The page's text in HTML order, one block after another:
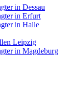
in Dessau
in Erfurt
in Halle
Leipzig
in Magdeburg